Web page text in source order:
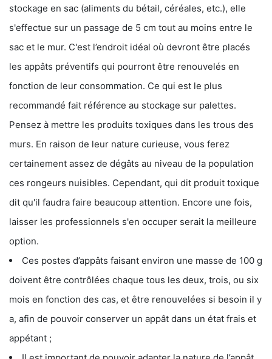
stockage en sac (aliments du bétail, céréales, etc.), elle
s'effectue sur un passage de 5 cm tout au moins entre le
sac et le mur. C'est l’endroit idéal où devront être placés
les appâts préventifs qui pourront être renouvelés en
fonction de leur consommation. Ce qui est le plus
recommandé fait référence au stockage sur palettes.
Pensez à mettre les produits toxiques dans les trous des
murs. En raison de leur nature curieuse, vous ferez
certainement assez de dégâts au niveau de la population
ces rongeurs nuisibles. Cependant, qui dit produit toxique
dit qu'il faudra faire beaucoup attention. Encore une fois,
laisser les professionnels s'en occuper serait la meilleure
option.
Ces postes d’appâts faisant environ une masse de 100 g
doivent être contrôlées chaque tous les deux, trois, ou six
mois en fonction des cas, et être renouvelées si besoin il y
a, afin de pouvoir conserver un appât dans un état frais et
appétant ;